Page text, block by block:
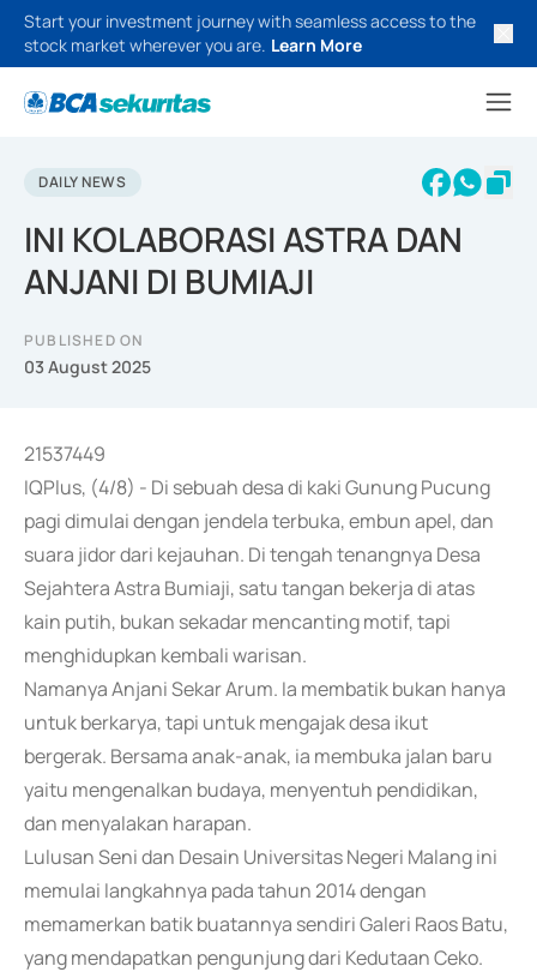
Start your investment journey with seamless access to the
stock market wherever you are. Learn More
DAILY NEWS
INI KOLABORASI ASTRA DAN
ANJANI DI BUMIAJI
PUBLISHED ON
03 August 2025
21537449
IQPlus, (4/8) - Di sebuah desa di kaki Gunung Pucung
pagi dimulai dengan jendela terbuka, embun apel, dan
suara jidor dari kejauhan. Di tengah tenangnya Desa
Sejahtera Astra Bumiaji, satu tangan bekerja di atas
kain putih, bukan sekadar mencanting motif, tapi
menghidupkan kembali warisan.
Namanya Anjani Sekar Arum. Ia membatik bukan hanya
untuk berkarya, tapi untuk mengajak desa ikut
bergerak. Bersama anak-anak, ia membuka jalan baru
yaitu mengenalkan budaya, menyentuh pendidikan,
dan menyalakan harapan.
Lulusan Seni dan Desain Universitas Negeri Malang ini
memulai langkahnya pada tahun 2014 dengan
memamerkan batik buatannya sendiri Galeri Raos Batu,
yang mendapatkan pengunjung dari Kedutaan Ceko.